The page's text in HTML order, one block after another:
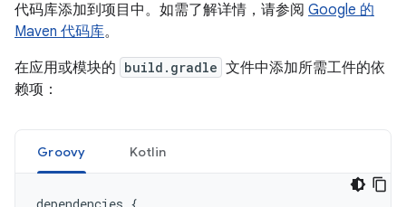
代码库添加到项目中。如需了解详情，请参阅 Google 的
Maven 代码库。
在应用或模块的 build.gradle 文件中添加所需工件的依
赖项：
Groovy Kotlin